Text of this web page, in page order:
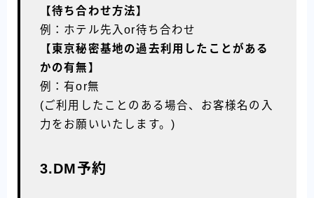
【待ち合わせ方法】
例：ホテル先入or待ち合わせ
【東京秘密基地の過去利用したことがある
かの有無】
例：有or無
(ご利用したことのある場合、お客様名の入
力をお願いいたします。)
3.DM予約